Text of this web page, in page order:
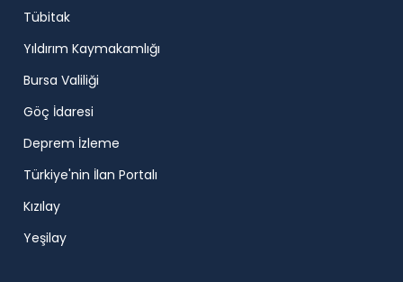
Tübitak
Yıldırım Kaymakamlığı
Bursa Valiliği
Göç İdaresi
Deprem İzleme
Türkiye'nin İlan Portalı
Kızılay
Yeşilay